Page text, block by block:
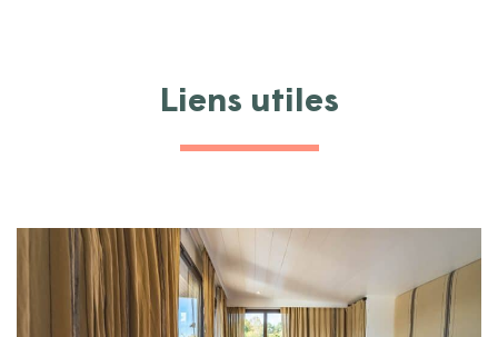
Liens utiles